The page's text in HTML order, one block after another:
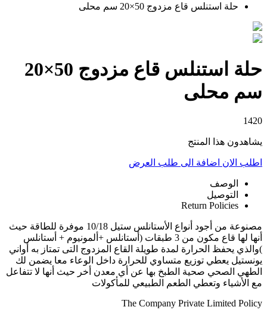
حلة استنلس قاع مزدوج 50×20 سم محلى
حلة استنلس قاع مزدوج 50×20
سم محلى
1420
يشاهدون هذا المنتج
اطلب الان اضافة الى طلب العرض
الوصف
التوصيل
Return Policies
مصنوعة من أجود أنواع الأستانلس ستيل 10/18 موفرة للطاقة حيث
أنها لها قاع مكون من 3 طبقات (أستانلس +ألمونيوم + أستانلس
)والذي يحفظ الحرارة لمدة طويلة القاع المزدوج التى تمتاز به أواني
يونستيل يعطي توزيع متساوي للحرارة داخل الوعاء معا يضمن لك
الطهي الصحي صحية الطبخ بها عن أي معدن أخر حيث أنها لا تتفاعل
مع الأشياء وتعطي الطعم الطبيعي للمأكولات
The Company Private Limited Policy